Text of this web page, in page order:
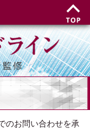
のお問い合わせを承